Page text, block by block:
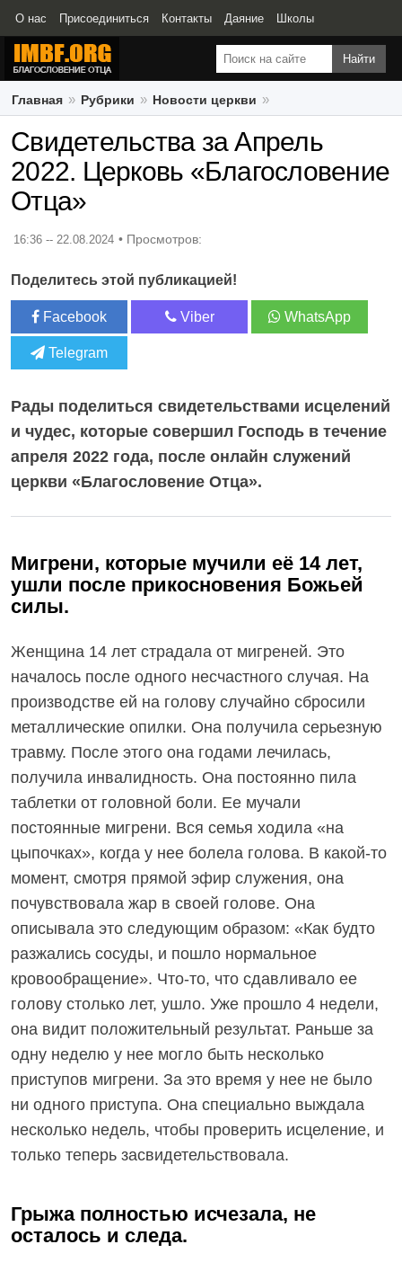
О нас Присоединиться Контакты Даяние Школы
Свидетельства
Главная Рубрики Новости церкви
Свидетельства за Апрель 2022. Церковь «Благословение
Отца»
Свидетельства за Апрель
2022. Церковь «Благословение
Отца»
16:36 -- 22.08.2024
Поделитесь этой публикацией!
Facebook Viber WhatsApp
Telegram
Рады поделиться свидетельствами исцелений
и чудес, которые совершил Господь в течение
апреля 2022 года, после онлайн служений
церкви «Благословение Отца».
Мигрени, которые мучили её 14 лет,
ушли после прикосновения Божьей
силы.
Женщина 14 лет страдала от мигреней. Это
началось после одного несчастного случая. На
производстве ей на голову случайно сбросили
металлические опилки. Она получила серьезную
травму. После этого она годами лечилась,
получила инвалидность. Она постоянно пила
таблетки от головной боли. Ее мучали
постоянные мигрени. Вся семья ходила «на
цыпочках», когда у нее болела голова. В какой-то
момент, смотря прямой эфир служения, она
почувствовала жар в своей голове. Она
описывала это следующим образом: «Как будто
разжались сосуды, и пошло нормальное
кровообращение». Что-то, что сдавливало ее
голову столько лет, ушло. Уже прошло 4 недели,
она видит положительный результат. Раньше за
одну неделю у нее могло быть несколько
приступов мигрени. За это время у нее не было
ни одного приступа. Она специально выждала
несколько недель, чтобы проверить исцеление, и
только теперь засвидетельствовала.
Грыжа полностью исчезала, не
осталось и следа.